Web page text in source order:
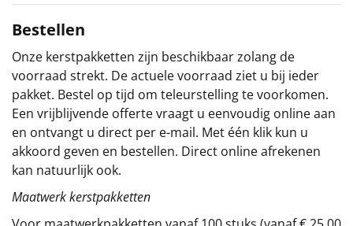
Sinterklaaspakketten
Particulier
Kerstgeschenken 2026
Relatiegeschenken
Cadeaubon
Per stuk
Bestellen
Onze kerstpakketten zijn beschikbaar zolang de
voorraad strekt. De actuele voorraad ziet u bij ieder
pakket. Bestel op tijd om teleurstelling te voorkomen.
Een vrijblijvende offerte vraagt u eenvoudig online aan
en ontvangt u direct per e-mail. Met één klik kun u
akkoord geven en bestellen. Direct online afrekenen
kan natuurlijk ook.
Maatwerk kerstpakketten